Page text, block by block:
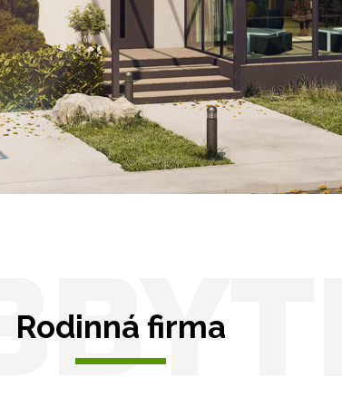
Solární pergoly
Rodinná firma